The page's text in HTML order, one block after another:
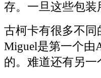
存。一旦这些包
古柯卡有很多不同
Miguel是第一个由
的。难道还有另